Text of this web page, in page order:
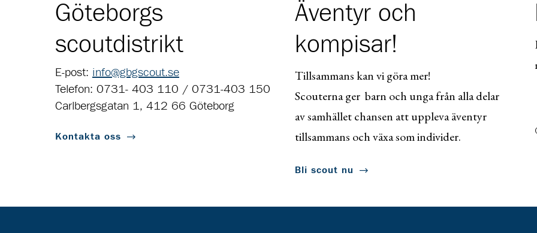
Göteborgs
scoutdistrikt
E-post: info@gbgscout.se
Telefon: 0731- 403 110 / 0731-403 150
Carlbergsgatan 1, 412 66 Göteborg
Kontakta oss
Äventyr och
kompisar!
Tillsammans kan vi göra mer!
Scouterna ger barn och unga från alla delar
av samhället chansen att uppleva äventyr
tillsammans och växa som individer.
Bli scout nu